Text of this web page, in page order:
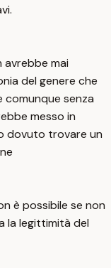
avrebbe mai
del genere che
senza
messo in
dovuto trovare un
è possibile se non
la legittimità del